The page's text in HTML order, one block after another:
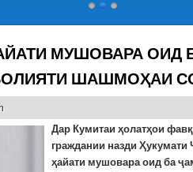
МУШОВАРА ОИД
ШАШМОҲАИ
Дар Кумитаи ҳолатҳои
граждании назди
ҳайати мушовара оид ба